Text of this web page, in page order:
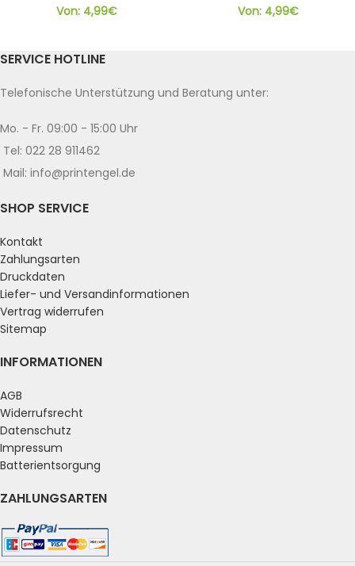
Von: 4,99€
Von: 4,99€
SERVICE HOTLINE
Telefonische Unterstützung und Beratung unter:
Mo. - Fr. 09:00 - 15:00 Uhr
Tel: 022 28 911462
Mail: info@printengel.de
SHOP SERVICE
Kontakt
Zahlungsarten
Druckdaten
Liefer- und Versandinformationen
Vertrag widerrufen
Sitemap
INFORMATIONEN
AGB
Widerrufsrecht
Datenschutz
Impressum
Batterientsorgung
ZAHLUNGSARTEN